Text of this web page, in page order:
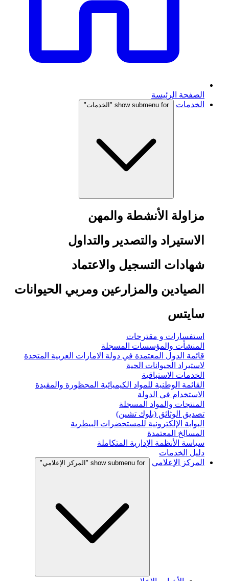
الصفحة الرئيسة
الخدمات
show submenu for "الخدمات"
مزاولة الأنشطة والمهن
الاستيراد والتصدير والتداول
شهادات التسجيل والاعتماد
الصيادين والمزارعين ومربي الحيوانات
سايتس
استفسارات و مقترحات
المنشأت والمؤسسات المسجلة
قائمة الدول المعتمدة في دولة الامارات العربية المتحدة
لاستيراد الحيوانات الحية
الخدمات الاستباقية
القائمة الوطنية للمواد الكيميائية المحظورة والمقيدة
الاستخدام في الدولة
المنتجات والمواد المسجلة
تصديق الوثائق (بلوك تشين)
البوابة الإلكترونية للمستحضرات البيطرية
المسالخ المعتمدة
سياسة الأنظمة الإدارية المتكاملة
دليل الخدمات
المركز الإعلامي
show submenu for "المركز الإعلامي"